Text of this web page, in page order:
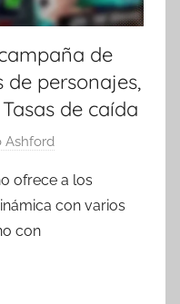
de
de personajes,
de caída
Ashford
ofrece a los
con varios
con